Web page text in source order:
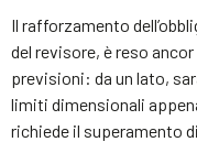
Il rafforzamento
del revisore, è reso
previsioni: da un lato,
limiti dimensionali
richiede il superamento